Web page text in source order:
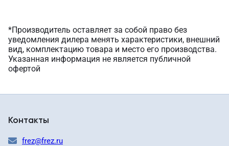
*Производитель оставляет за собой право без
уведомления дилера менять характеристики, внешний
вид, комплектацию товара и место его производства.
Указанная информация не является публичной
офертой
Контакты
frez@frez.ru